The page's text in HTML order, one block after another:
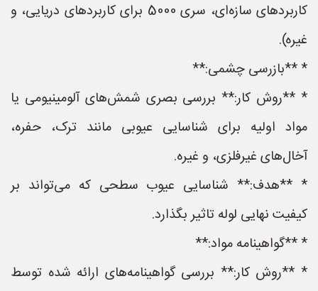
کاربردهای سازه‌ای، سری 5000 برای کاربردهای دریایی، و
غیره).
* **بازرسی چشمی:**
* **روش کار:** بررسی بصری شمش‌های آلومینیومی یا
مواد اولیه برای شناسایی عیوبی مانند ترک، حفره،
آخال‌های غیرفلزی، و غیره.
* **هدف:** شناسایی عیوب سطحی که می‌تواند بر
کیفیت نهایی لوله تاثیر بگذارد.
* **گواهینامه مواد:**
* **روش کار:** بررسی گواهینامه‌های ارائه شده توسط